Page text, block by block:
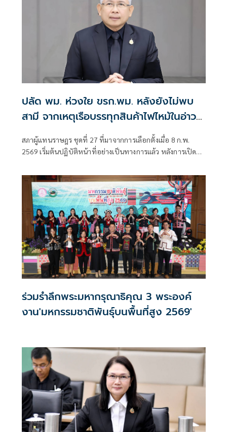
ปลัด พม. ห่วงใย ขรก.พม. หลังยังไม่พบ
สามี จากเหตุเรือบรรทุกสินค้าไฟไหม้ในอ่าว
เปอร์เซีย - โทรข้ามทวีปถึงกองทัพเรือไทย
ช่วยเร่งค้นหา
สภาผู้แทนราษฎร ชุดที่ 27 ที่มาจากการเลือกตั้งเมื่อ 8 ก.พ.
2569 เริ่มต้นปฏิบัติหน้าที่อย่างเป็นทางการแล้ว หลังการเปิด
แค่ไหน มีโอกาสครบเทอม 4 ปีหรือไม่ ต้องติดตามกันต่อไป
ร่วมรำลึกพระมหากรุณาธิคุณ 3 พระองค์
งาน'มหกรรมชาติพันธุ์บนพื้นที่สูง 2569'